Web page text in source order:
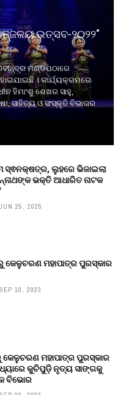
ଉତ୍ସବ-୨୦୨୨"
ମଣ୍ଡପଠାରେ
। କାର୍ଯ୍ୟକ୍ରମରେ
ହିମାଂଶୁ ଶେଖର ସାହୁ,
ସାହିତ୍ୟ ଓ ସଂସ୍କୃତି ବିଭାଗର
ସ୍ଵନକ୍ଷତ୍ର, ଲୁହରେ ଭିଜାଇଲା
ଭକ୍ତି ଆଧାରିତ ନାଟକ
JUN 25, 2025
କେଳୁଚରଣ ମହାପାତ୍ର ପୁରସ୍କାର
SEP 10, 2023
ମହାପାତ୍ର ପୁରସ୍କାର
କୁଚିପୁଡ଼ି ନୃତ୍ୟ ସାଙ୍ଗକୁ
ବିଭୋର